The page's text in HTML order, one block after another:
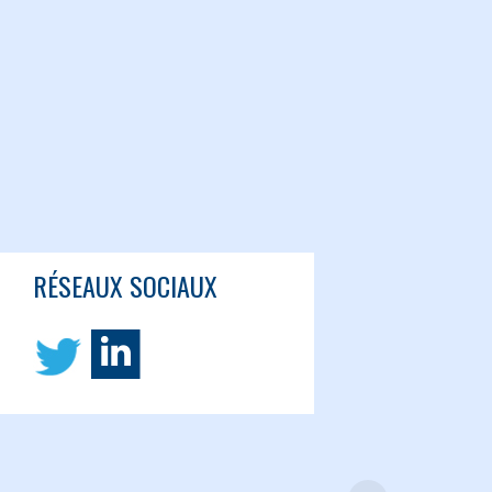
RÉSEAUX SOCIAUX